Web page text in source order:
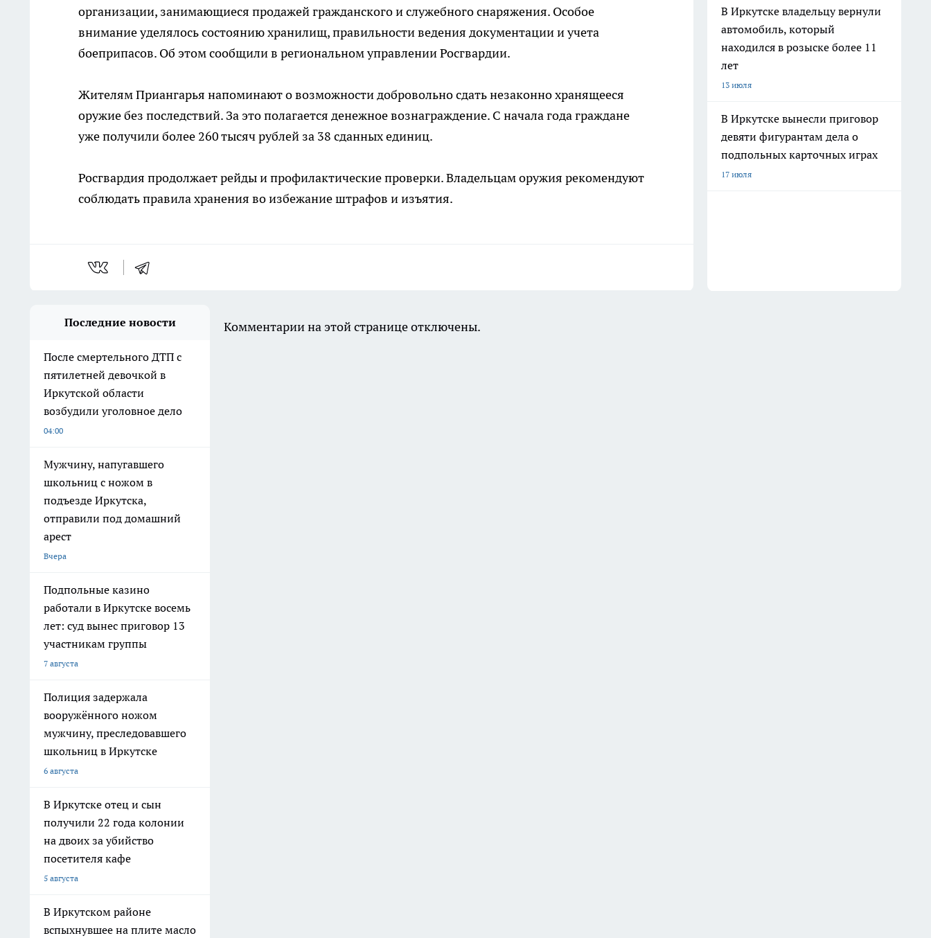
организации, занимающиеся продажей гражданского и служебного снаряжения. Особое
внимание уделялось состоянию хранилищ, правильности ведения документации и учета
боеприпасов. Об этом сообщили в региональном управлении Росгвардии.
Жителям Приангарья напоминают о возможности добровольно сдать незаконно хранящееся
оружие без последствий. За это полагается денежное вознаграждение. С начала года граждане
уже получили более 260 тысяч рублей за 38 сданных единиц.
Росгвардия продолжает рейды и профилактические проверки. Владельцам оружия рекомендуют
соблюдать правила хранения во избежание штрафов и изъятия.
В Иркутске владельцу вернули
автомобиль, который
находился в розыске более 11
лет
13 июля
В Иркутске вынесли приговор
девяти фигурантам дела о
подпольных карточных играх
17 июля
Последние новости
После смертельного ДТП с
пятилетней девочкой в
Иркутской области
возбудили уголовное дело
04:00
Мужчину, напугавшего
школьниц с ножом в
подъезде Иркутска,
отправили под домашний
арест
Вчера
Подпольные казино
работали в Иркутске восемь
лет: суд вынес приговор 13
участникам группы
7 августа
Полиция задержала
вооружённого ножом
мужчину, преследовавшего
школьниц в Иркутске
6 августа
В Иркутске отец и сын
получили 22 года колонии
на двоих за убийство
посетителя кафе
5 августа
В Иркутском районе
вспыхнувшее на плите масло
Комментарии на этой странице отключены.